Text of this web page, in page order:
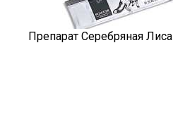
Препарат Серебряная Лиса